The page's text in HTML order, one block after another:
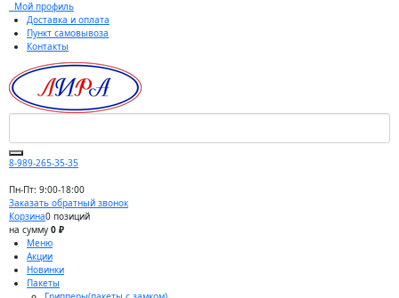
Мой профиль
Доставка и оплата
Пункт самовывоза
Контакты
8-989-265-35-35
Пн-Пт: 9:00-18:00
Заказать обратный звонок
Корзина0 позиций
на сумму 0 ₽
Меню
Акции
Новинки
Пакеты